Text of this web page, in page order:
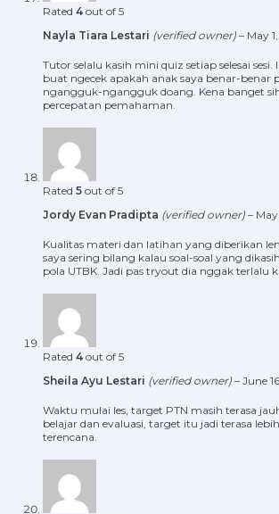
Rated 4 out of 5
Nayla Tiara Lestari (verified owner) – May
Tutor selalu kasih mini quiz setiap selesai
buat ngecek apakah anak saya benar-benar
ngangguk-ngangguk doang. Kena banget
percepatan pemahaman.
Rated 5 out of 5
Jordy Evan Pradipta (verified owner) –
Kualitas materi dan latihan yang diberikan
saya sering bilang kalau soal-soal yang
pola UTBK. Jadi pas tryout dia nggak terlalu
Rated 4 out of 5
Sheila Ayu Lestari (verified owner) – June
Waktu mulai les, target PTN masih terasa
belajar dan evaluasi, target itu jadi terasa
terencana.